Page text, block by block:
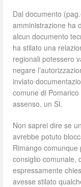
Dal documento
amministrazione ha
alcun documento
ha stilato una
regionali potessero
negare
inviato
comune di
assenso, un SI.
Non saprei dire se
avrebbe potuto
Rimango comunque
consiglio comunale,
espressamente
avesse stilato